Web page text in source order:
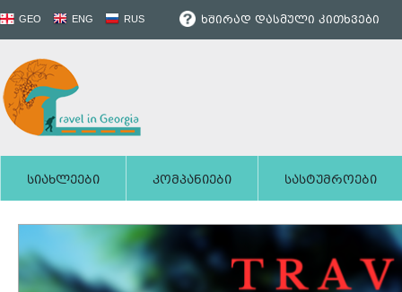
GEO ENG RUS ხშირად დასმული კითხვები
სიახლეები კომპანიები სასტუმროები